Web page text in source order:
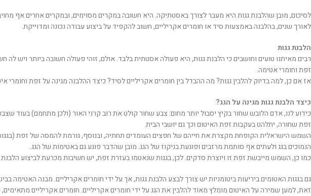
לסיכום, מובן שהלבנת גגות היא מעבר לצורך באסטתיקה. היא חשובה במקרים מסוימים, ובמקרים אחרים אף
לאורך שנים, בהלבנה באמצעות סיד או חומרים אקריליים, חשוב להקפיד על ביצוע עבודה נכונה ומדוייקת.
הלבנת גגות
רבים מאיתנו טועים וחושבים כי הלבנת גגות, היא פעולה אסטתית בלבד. אולם, זוהי פעולה חשובה ביותר ויש לה
זפת וחומרי אטימה.
אז אם כן, למה בדיוק להלבין גגות? מה ההבדל בין חומרים אקריליים לסיד? כיצד ההלבנה מגינה על זפת וחומרי
כיצד הלבנת גגות מגינה על הגג?
כידוע לנו, אדם הלובש שחור בקיץ יסבול יותר מחום: צבע שחור קולט את רוב קרני האור (ולכן מתחמם) בעוד
זפת שחורה, יתלהט בעקבות זפת האיטום וכך גם יושבי הבית.
השמש הישראלית הקופחת מקצרת את חייהם של חפצים העומדים תחתיה, ובנוסף, גורמת להמסה של זפת
הנמוכים בגג ולעתים אף סותמת מרזבים ופוגעת בניקוז של הגג. מובן שהדבר פוגע גם באטימות של הגג.
כמו כן, השמש מייבשת זפת זו ויוצרת סדקים. לכן, בגגות שנאטמו בעזרת זפת, יש חשיבות מכרעת לביצוע הלבנת
גם בגגות האטומים ביריעות ביטומניות יש צורך לבצע הלבנת גגות, אך על ידי חומרים אקריליים. מבנה האטימה
זאת, למען שמירה על האיטום מומלץ מאוד להלבין את הגג על ידי חומרים אקריליים. חומרים אקריליים מתאימים,